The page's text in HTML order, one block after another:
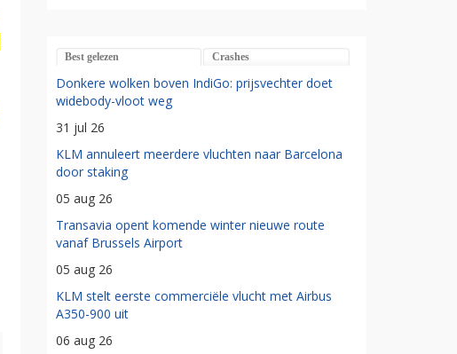
Best gelezen Crashes
Donkere wolken boven IndiGo: prijsvechter doet
widebody-vloot weg
31 jul 26
KLM annuleert meerdere vluchten naar Barcelona
door staking
05 aug 26
Transavia opent komende winter nieuwe route
vanaf Brussels Airport
05 aug 26
KLM stelt eerste commerciële vlucht met Airbus
A350-900 uit
06 aug 26